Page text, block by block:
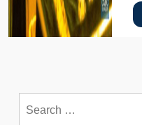
for: